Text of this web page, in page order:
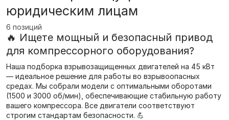
юридическим лицам
6 позиций
🔥 Ищете мощный и безопасный привод
для компрессорного оборудования?
Наша подборка взрывозащищенных двигателей на 45 кВт
— идеальное решение для работы во взрывоопасных
средах. Мы собрали модели с оптимальными оборотами
(1500 и 3000 об/мин), обеспечивающие стабильную работу
вашего компрессора. Все двигатели соответствуют
строгим стандартам безопасности. 💪